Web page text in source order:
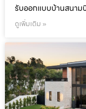
รับออกแบบบ้านสนาม
ดูเพิ่มเติม »